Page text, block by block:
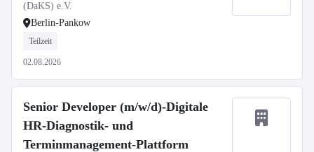
(DaKS) e.V.
Berlin-Pankow
Teilzeit
02.08.2026
Senior Developer (m/w/d)-Digitale
HR-Diagnostik- und
Terminmanagement-Plattform